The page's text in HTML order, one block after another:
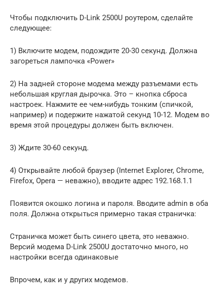
Чтобы подключить D-Link 2500U роутером, сделайте
следующее:
1) Включите модем, подождите 20-30 секунд. Должна
загореться лампочка «Power»
2) На задней стороне модема между разъемами есть
небольшая круглая дырочка. Это – кнопка сброса
настроек. Нажмите ее чем-нибудь тонким (спичкой,
например) и подержите нажатой секунд 10-12. Модем во
время этой процедуры должен быть включен.
3) Ждите 30-60 секунд.
4) Открывайте любой браузер (Internet Explorer, Chrome,
Firefox, Opera — неважно), вводите адрес 192.168.1.1
Появится окошко логина и пароля. Вводите admin в оба
поля. Должна открыться примерно такая страничка:
Страничка может быть синего цвета, это неважно.
Версий модема D-Link 2500U достаточно много, но
настройки всегда одинаковые
Впрочем, как и у других модемов.